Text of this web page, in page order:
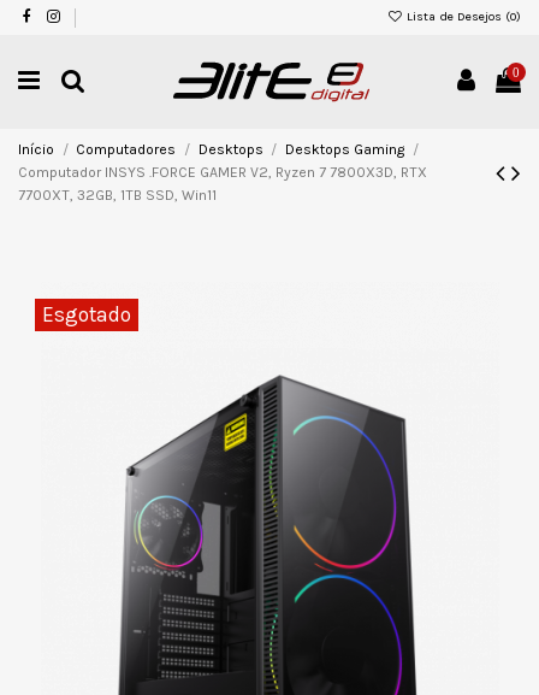
Lista de Desejos (0)
0
Início Computadores Desktops
Desktops Gaming
Computador INSYS .FORCE GAMER V2, Ryzen 7 7800X3D, RTX
7700XT, 32GB, 1TB SSD, Win11
Esgotado